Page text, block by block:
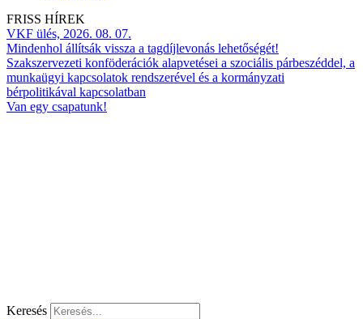
FRISS HÍREK
VKF ülés, 2026. 08. 07.
Mindenhol állítsák vissza a tagdíjlevonás lehetőségét!
Szakszervezeti konföderációk alapvetései a szociális párbeszéddel, a
munkaügyi kapcsolatok rendszerével és a kormányzati
bérpolitikával kapcsolatban
Van egy csapatunk!
Keresés